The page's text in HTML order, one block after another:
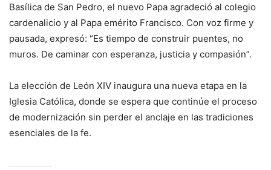
Basílica de San Pedro, el nuevo Papa agradeció al colegio
cardenalicio y al Papa emérito Francisco. Con voz firme y
pausada, expresó: “Es tiempo de construir puentes, no
muros. De caminar con esperanza, justicia y compasión”.
La elección de León XIV inaugura una nueva etapa en la
Iglesia Católica, donde se espera que continúe el proceso
de modernización sin perder el anclaje en las tradiciones
esenciales de la fe.